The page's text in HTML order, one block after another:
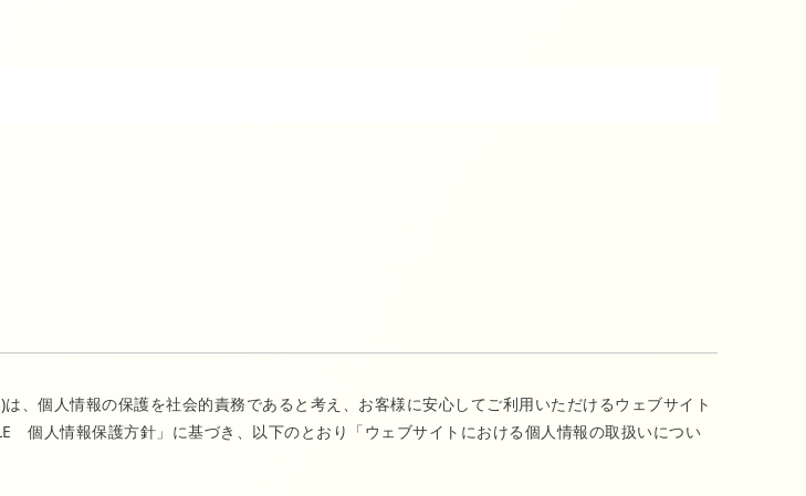
、個人情報の保護を社会的責務であると考え、お客様に安心してご利用いただけるウェブサイト
個人情報保護方針」に基づき、以下のとおり「ウェブサイトにおける個人情報の取扱いについ